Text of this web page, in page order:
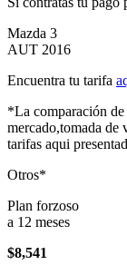
Mazda 3
AUT 2016
Encuentra tu tarifa
*La comparación de
mercado,tomada de
tarifas aqui
Otros*
Plan forzoso
a 12 meses
$8,541